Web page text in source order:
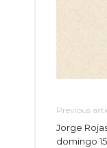
Previous
Jorge
domingo